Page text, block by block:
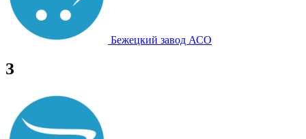
Бежецкий завод АСО
З